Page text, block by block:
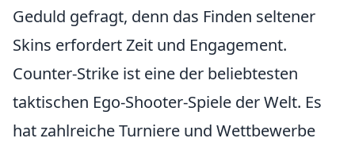
Geduld gefragt, denn das Finden seltener
Skins erfordert Zeit und Engagement.
Counter-Strike ist eine der beliebtesten
taktischen Ego-Shooter-Spiele der Welt. Es
hat zahlreiche Turniere und Wettbewerbe